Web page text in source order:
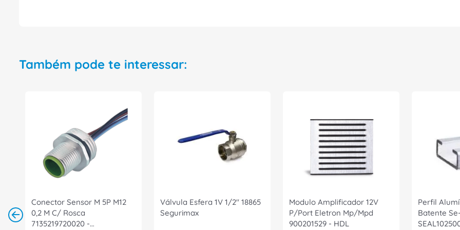
Também pode te interessar:
Conector Sensor M 5P M12
0,2 M C/ Rosca
7135219720020 -
Válvula Esfera 1V 1/2" 18865
Segurimax
Modulo Amplificador 12V
P/Port Eletron Mp/Mpd
900201529 - HDL
Perfil
Batente